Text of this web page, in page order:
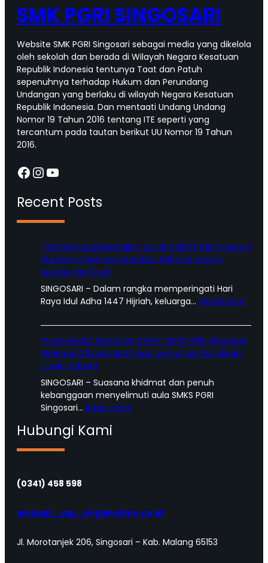
SMK PGRI SINGOSARI
Website SMK PGRI Singosari sebagai media yang dikelola
oleh sekolah dan berada di Wilayah Negara Kesatuan
Republik Indonesia tentunya Taat dan Patuh
sepenuhnya terhadap Hukum dan Perundang
Undangan yang berlaku di wilayah Negara Kesatuan
Republik Indonesia. Dan mentaati Undang Undang
Nomor 19 Tahun 2016 tentang ITE seperti yang
tercantum pada tautan berikut UU Nomor 19 Tahun
2016.
Facebook InstagramYouTube
Recent Posts
Tumbuhkan Kepedulian Sosial, SMKS PGRI Singosari
Salurkan Daging Kurban Idul Adha ke Warga
Sekitar dan Siswa
SINGOSARI – Dalam rangka memperingati Hari
Raya Idul Adha 1447 Hijriah, keluarga… Read more
u
m
Purnawiyata Angkatan XXXVII SMKS PGRI Singosari:
Melepas 221 Lulusan Unggul yang Siap Taklukkan
Dunia Industri
SINGOSARI – Suasana khidmat dan penuh
kebanggaan menyelimuti aula SMKS PGRI
Singosari… Read more
a
a
Hubungi Kami
(0341) 458 598
smkpgri_sgs_mlg@yahoo.co.id
Jl. Morotanjek 206, Singosari – Kab. Malang 65153